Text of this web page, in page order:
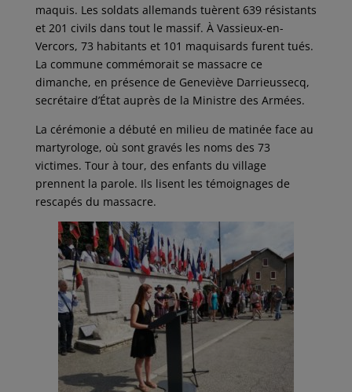
maquis. Les soldats allemands tuèrent 639 résistants
et 201 civils dans tout le massif. À Vassieux-en-
Vercors, 73 habitants et 101 maquisards furent tués.
La commune commémorait se massacre ce
dimanche, en présence de Geneviève Darrieussecq,
secrétaire d’État auprès de la Ministre des Armées.
La cérémonie a débuté en milieu de matinée face au
martyrologe, où sont gravés les noms des 73
victimes. Tour à tour, des enfants du village
prennent la parole. Ils lisent les témoignages de
rescapés du massacre.